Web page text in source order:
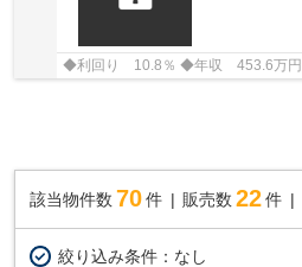
◆利回り 10.8％ ◆年収 453.6万円
該当物件数 70件 販売数 22 件
絞り込み条件： なし